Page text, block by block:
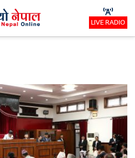
LIVE RADIO